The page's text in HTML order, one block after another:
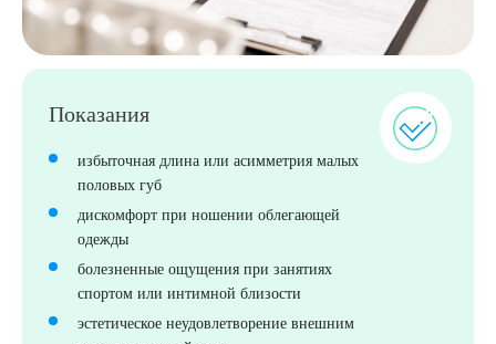
Показания
избыточная длина или асимметрия малых
половых губ
дискомфорт при ношении облегающей
одежды
болезненные ощущения при занятиях
спортом или интимной близости
эстетическое неудовлетворение внешним
Выберите сопутствующую услугу
ПОДТВЕРДИТЬ